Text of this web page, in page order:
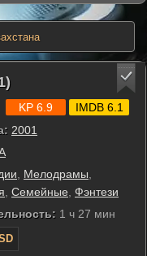
2001
Мелодрамы
Семейные Фэнтези
1 ч 27 мин
KP 6.9 IMDB 6.1